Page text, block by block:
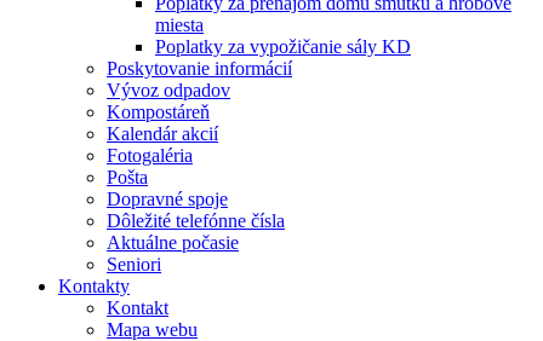
miesta
Poplatky za vypožičanie sály KD
Poskytovanie informácií
Vývoz odpadov
Kompostáreň
Kalendár akcií
Fotogaléria
Pošta
Dopravné spoje
Dôležité telefónne čísla
Aktuálne počasie
Seniori
Kontakty
Kontakt
Mapa webu